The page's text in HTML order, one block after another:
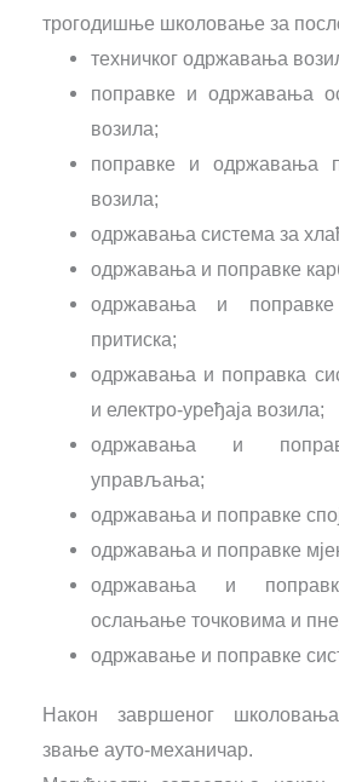
трогодишње школовање за
техничког одржавања
поправке и одржавања
возила;
поправке и одржавања
возила;
одржавања система за
одржавања и поправке
одржавања и
притиска;
одржавања и поправка
и електро-уређаја возила;
одржавања и
управљања;
одржавања и поправке
одржавања и поправке
одржавања и
ослањање точковима и
одржавање и поправке
Након завршеног
звање ауто-механичар.